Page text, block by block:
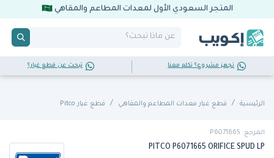
المتجر السعودي الأول لمعدات المطاعم والمقاهي
تجهز مشروع؟ تكلم معنا تبحث عن قطع غيار؟
الرئيسية قطع غيار معدات المطاعم والمقاهي قطع غيار Pitco
المرجع: P6071665
PITCO P6071665 ORIFICE SPUD LP